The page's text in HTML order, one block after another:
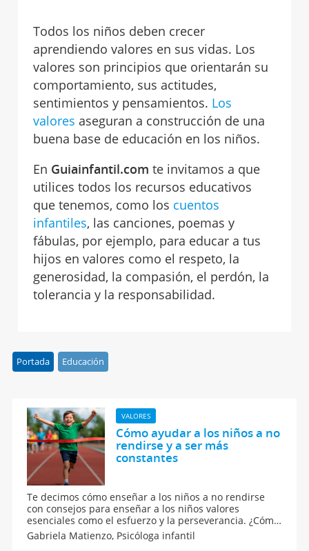
Todos los niños deben crecer
aprendiendo valores en sus vidas. Los
valores son principios que orientarán su
comportamiento, sus actitudes,
sentimientos y pensamientos. Los
valores aseguran a construcción de una
buena base de educación en los niños.
En Guiainfantil.com te invitamos a que
utilices todos los recursos educativos
que tenemos, como los cuentos
infantiles, las canciones, poemas y
fábulas, por ejemplo, para educar a tus
hijos en valores como el respeto, la
generosidad, la compasión, el perdón, la
tolerancia y la responsabilidad.
Portada Educación
VALORES
Cómo ayudar a los niños a no
rendirse y a ser más
constantes
Te decimos cómo enseñar a los niños a no rendirse
con consejos para enseñar a los niños valores
esenciales como el esfuerzo y la perseverancia. ¿Cómo
podemos enseñar a los niños a luchar por un objetivo
y a no rendirse? Se debe explicar a los niños a ser
Gabriela Matienzo, Psicóloga infantil